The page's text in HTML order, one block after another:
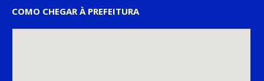
COMO CHEGAR À PREFEITURA